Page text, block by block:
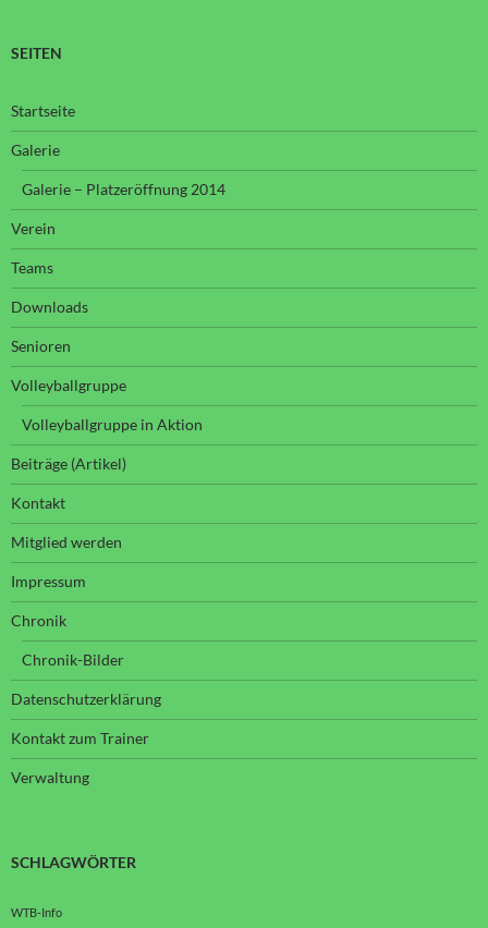
SEITEN
Startseite
Galerie
Galerie – Platzeröffnung 2014
Verein
Teams
Downloads
Senioren
Volleyballgruppe
Volleyballgruppe in Aktion
Beiträge (Artikel)
Kontakt
Mitglied werden
Impressum
Chronik
Chronik-Bilder
Datenschutzerklärung
Kontakt zum Trainer
Verwaltung
SCHLAGWÖRTER
WTB-Info